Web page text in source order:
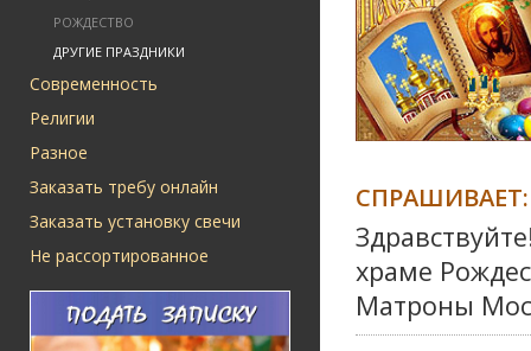
РОЖДЕСТВО
ДРУГИЕ ПРАЗДНИКИ
Современность
Религии
Разное
Заказать требу онлайн
Заказать установку свечи
Не рассортированное
СПРАШИВАЕТ:
храме
Матроны